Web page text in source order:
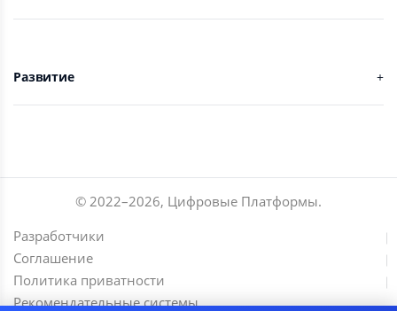
Развитие
© 2022–2026, Цифровые Платформы.
Разработчики
Соглашение
Политика приватности
Рекомендательные системы